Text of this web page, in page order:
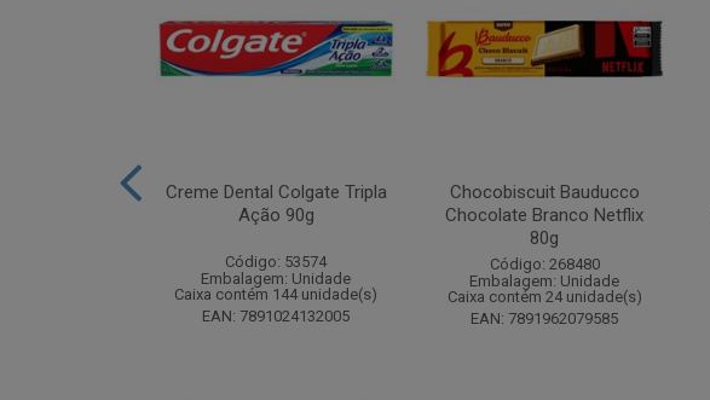
Creme Dental Colgate Tripla
Ação 90g
Código: 53574
Embalagem: Unidade
Caixa contém 144 unidade(s)
EAN: 7891024132005
Chocobiscuit Bauducco
Chocolate Branco Netflix
80g
Código: 268480
Embalagem: Unidade
Caixa contém 24 unidade(s)
EAN: 7891962079585